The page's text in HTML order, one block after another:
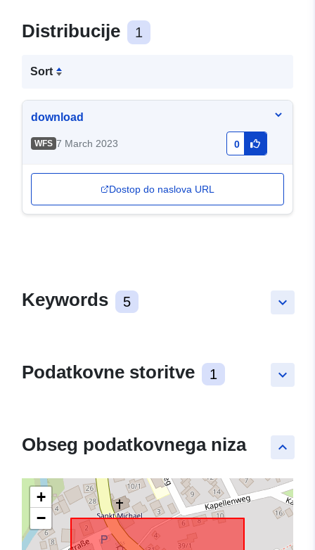
Distribucije 1
Sort
download
WFS 7 March 2023 0
Dostop do naslova URL
keyboard_arrow_down
Keywords 5
keyboard_arrow_down
Podatkovne storitve 1
keyboard_arrow_up
Obseg podatkovnega niza
+
−